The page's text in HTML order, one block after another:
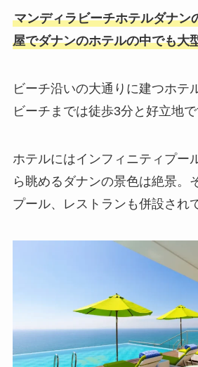
マンディラビーチホテルダナン
屋でダナンのホテルの中でも大
ビーチ沿いの大通りに建つホテ
ビーチまでは徒歩3分と好立地で
ホテルにはインフィニティプー
ら眺めるダナンの景色は絶景。
プール、レストランも併設され